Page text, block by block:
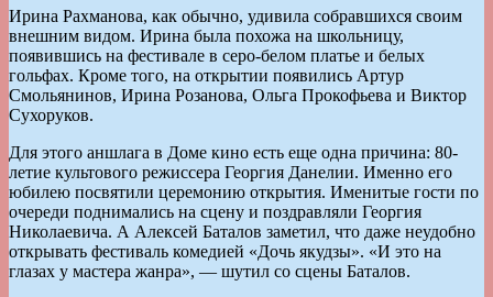
Ирина Рахманова, как обычно, удивила собравшихся своим
внешним видом. Ирина была похожа на школьницу,
появившись на фестивале в серо-белом платье и белых
гольфах. Кроме того, на открытии появились Артур
Смольянинов, Ирина Розанова, Ольга Прокофьева и Виктор
Сухоруков.
Для этого аншлага в Доме кино есть еще одна причина: 80-
летие культового режиссера Георгия Данелии. Именно его
юбилею посвятили церемонию открытия. Именитые гости по
очереди поднимались на сцену и поздравляли Георгия
Николаевича. А Алексей Баталов заметил, что даже неудобно
открывать фестиваль комедией «Дочь якудзы». «И это на
глазах у мастера жанра», — шутил со сцены Баталов.